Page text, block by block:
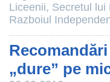
Liceenii, Secretul lui
Razboiul
„dure” pe